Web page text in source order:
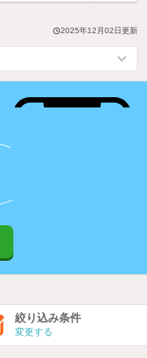
2025年12月02日更新
絞り込み条件
変更する